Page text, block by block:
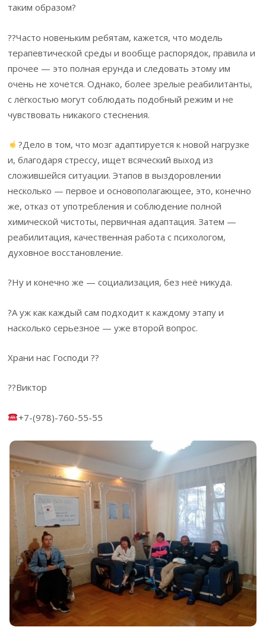
таким образом?
??Часто новеньким ребятам, кажется, что модель
терапевтической среды и вообще распорядок, правила и
прочее — это полная ерунда и следовать этому им
очень не хочется. Однако, более зрелые реабилитанты,
с лёгкостью могут соблюдать подобный режим и не
чувствовать никакого стеснения.
?Дело в том, что мозг адаптируется к новой нагрузке
и, благодаря стрессу, ищет всяческий выход из
сложившейся ситуации. Этапов в выздоровлении
несколько — первое и основополагающее, это, конечно
же, отказ от употребления и соблюдение полной
химической чистоты, первичная адаптация. Затем —
реабилитация, качественная работа с психологом,
духовное восстановление.
?Ну и конечно же — социализация, без неё никуда.
?А уж как каждый сам подходит к каждому этапу и
насколько серьезное — уже второй вопрос.
Храни нас Господи ??
??Виктор
+7-(978)-760-55-55